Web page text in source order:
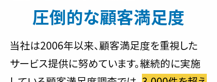
圧倒的な顧客満足度
当社は2006年以来、顧客満足度を重視した
サービス提供に努めています。継続的に実施